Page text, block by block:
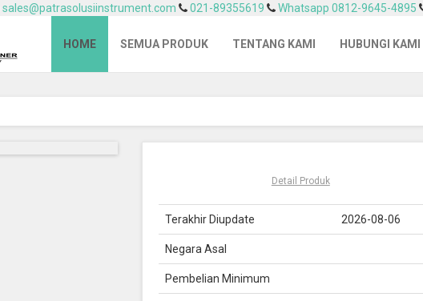
sales@patrasolusiinstrument.com 021-89355619 Whatsapp 0812-9645-4895
HOME SEMUA PRODUK TENTANG KAMI HUBUNGI KAMI
Detail Produk
Terakhir Diupdate 2026-08-06
Negara Asal
Pembelian Minimum